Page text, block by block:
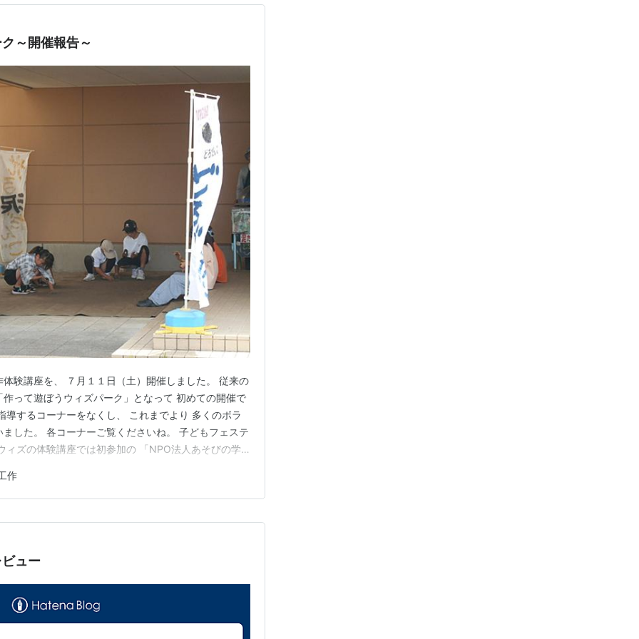
～開催報告～
験講座を、 ７月１１日（土）開催しました。 従来の
って遊ぼうウィズパーク」となって 初めての開催で
導するコーナーをなくし、 これまでより 多くのボラ
した。 各コーナーご覧くださいね。 子どもフェステ
ィズの体験講座では初参加の 「NPO法人あそびの学
呼ばれてる） 語り口も巧みで 子どもたちを惹きつけ
作
ュー